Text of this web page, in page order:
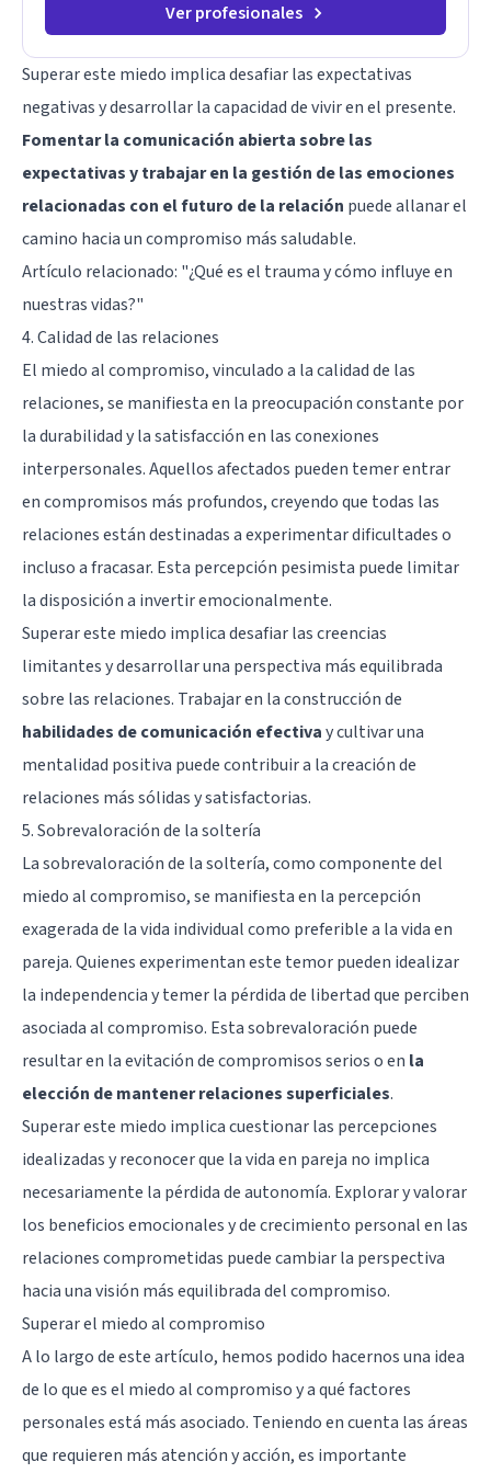
Ver profesionales
Superar este miedo implica desafiar las expectativas
negativas y desarrollar la capacidad de vivir en el presente.
Fomentar la comunicación abierta sobre las
expectativas y trabajar en la gestión de las emociones
relacionadas con el futuro de la relación puede allanar el
camino hacia un compromiso más saludable.
Artículo relacionado: "¿Qué es el trauma y cómo influye en
nuestras vidas?"
4. Calidad de las relaciones
El miedo al compromiso, vinculado a la calidad de las
relaciones, se manifiesta en la preocupación constante por
la durabilidad y la satisfacción en las conexiones
interpersonales. Aquellos afectados pueden temer entrar
en compromisos más profundos, creyendo que todas las
relaciones están destinadas a experimentar dificultades o
incluso a fracasar. Esta percepción pesimista puede limitar
la disposición a invertir emocionalmente.
Superar este miedo implica desafiar las creencias
limitantes y desarrollar una perspectiva más equilibrada
sobre las relaciones. Trabajar en la construcción de
habilidades de comunicación efectivay cultivar una
mentalidad positiva puede contribuir a la creación de
relaciones más sólidas y satisfactorias.
5. Sobrevaloración de la soltería
La sobrevaloración de la soltería, como componente del
miedo al compromiso, se manifiesta en la percepción
exagerada de la vida individual como preferible a la vida en
pareja. Quienes experimentan este temor pueden idealizar
la independencia y temer la pérdida de libertad que perciben
asociada al compromiso. Esta sobrevaloración puede
resultar en la evitación de compromisos serios o en la
elección de mantener relaciones superficiales.
Superar este miedo implica cuestionar las percepciones
idealizadas y reconocer que la vida en pareja no implica
necesariamente la pérdida de autonomía. Explorar y valorar
los beneficios emocionales y de crecimiento personal en las
relaciones comprometidas puede cambiar la perspectiva
hacia una visión más equilibrada del compromiso.
Superar el miedo al compromiso
A lo largo de este artículo, hemos podido hacernos una idea
de lo que es el miedo al compromiso y a qué factores
personales está más asociado. Teniendo en cuenta las áreas
que requieren más atención y acción, es importante